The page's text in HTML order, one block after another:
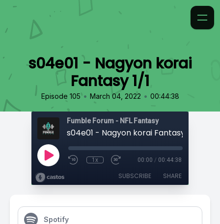
s04e01 - Nagyon korai
Fantasy 1/1
Episode 105 • March 04, 2022 • 00:44:38
Fumble Forum - NFL Fantasy
s04e01 - Nagyon korai Fantasy 1/1
1x 00:00 / 00:44:38
SUBSCRIBE SHARE
Spotify